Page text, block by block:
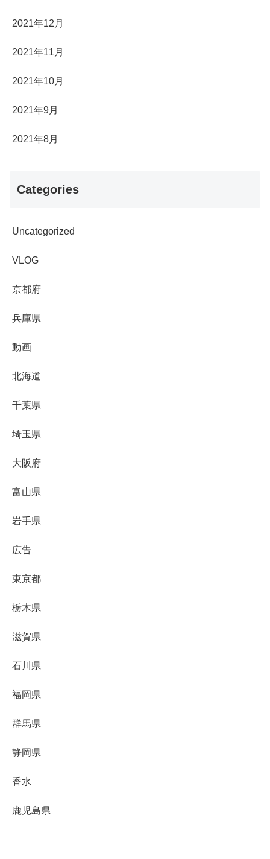
2021年12月
2021年11月
2021年10月
2021年9月
2021年8月
Categories
Uncategorized
VLOG
京都府
兵庫県
動画
北海道
千葉県
埼玉県
大阪府
富山県
岩手県
広告
東京都
栃木県
滋賀県
石川県
福岡県
群馬県
静岡県
香水
鹿児島県